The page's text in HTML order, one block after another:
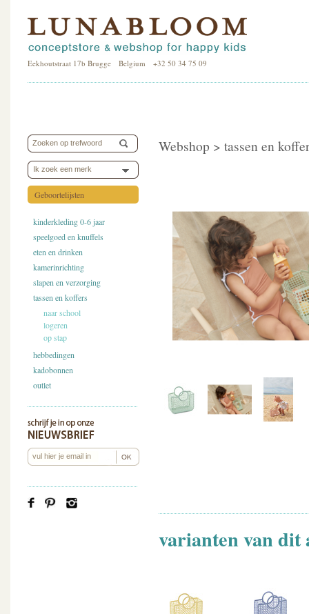
Eekhoutstraat 17b Brugge Belgium +32 50 34 75 09
Ik zoek een merk
Geboortelijsten
kinderkleding 0-6 jaar
speelgoed en knuffels
eten en drinken
kamerinrichting
slapen en verzorging
tassen en koffers
naar school
logeren
op stap
hebbedingen
kadobonnen
outlet
Webshop > tassen en
varianten van